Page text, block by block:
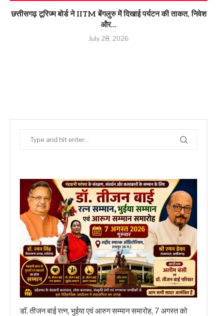
छत्तीसगढ़ टूरिज्म बोर्ड ने IITM बेंगलुरु में दिखाई पर्यटन की ताकत, निवेश
और...
July 28, 2026
डॉ. तीजन बाई रत्न, भुईया एवं आरुग सम्मान समारोह, 7 अगस्त को